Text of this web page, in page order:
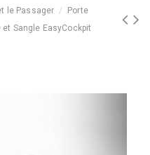
le Passager
Porte
et Sangle EasyCockpit